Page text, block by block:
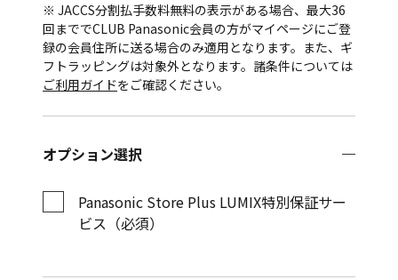
※ JACCS分割払手数料無料の表示がある場合、最大36
回まででCLUB Panasonic会員の方がマイページにご登
録の会員住所に送る場合のみ適用となります。また、ギ
フトラッピングは対象外となります。諸条件については
ご利用ガイドをご確認ください。
オプション選択
Panasonic Store Plus LUMIX特別保証サー
ビス（必須）